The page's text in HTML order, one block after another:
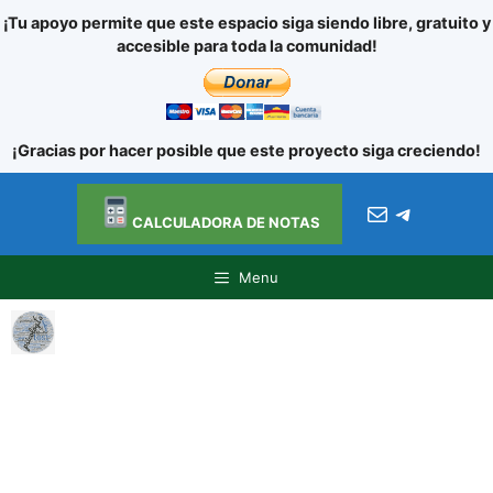
¡Tu apoyo permite que este espacio siga siendo libre, gratuito y
accesible para toda la comunidad!
¡Gracias por hacer posible que este proyecto siga creciendo!
Ir al
contenido
contenido
CALCULADORA DE NOTAS Correo
Menu